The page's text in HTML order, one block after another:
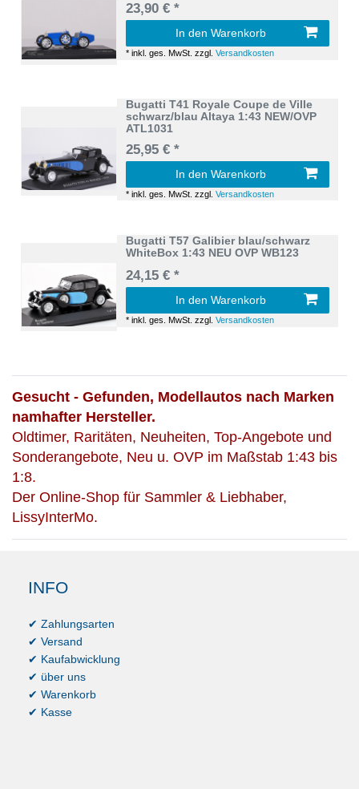
23,90 € *
In den Warenkorb
*inkl. ges. MwSt. zzgl.Versandkosten
Bugatti T41 Royale Coupe de Ville
schwarz/blau Altaya 1:43 NEW/OVP
ATL1031
25,95 € *
In den Warenkorb
*inkl. ges. MwSt. zzgl.Versandkosten
Bugatti T57 Galibier blau/schwarz
WhiteBox 1:43 NEU OVP WB123
24,15 € *
In den Warenkorb
*inkl. ges. MwSt. zzgl.Versandkosten
Gesucht - Gefunden, Modellautos nach Marken
namhafter Hersteller.
Oldtimer, Raritäten, Neuheiten, Top-Angebote und
Sonderangebote, Neu u. OVP im Maßstab 1:43 bis
1:8.
Der Online-Shop für Sammler & Liebhaber,
LissyInterMo.
INFO
✔ Zahlungsarten
✔ Versand
✔ Kaufabwicklung
✔ über uns
✔ Warenkorb
✔ Kasse